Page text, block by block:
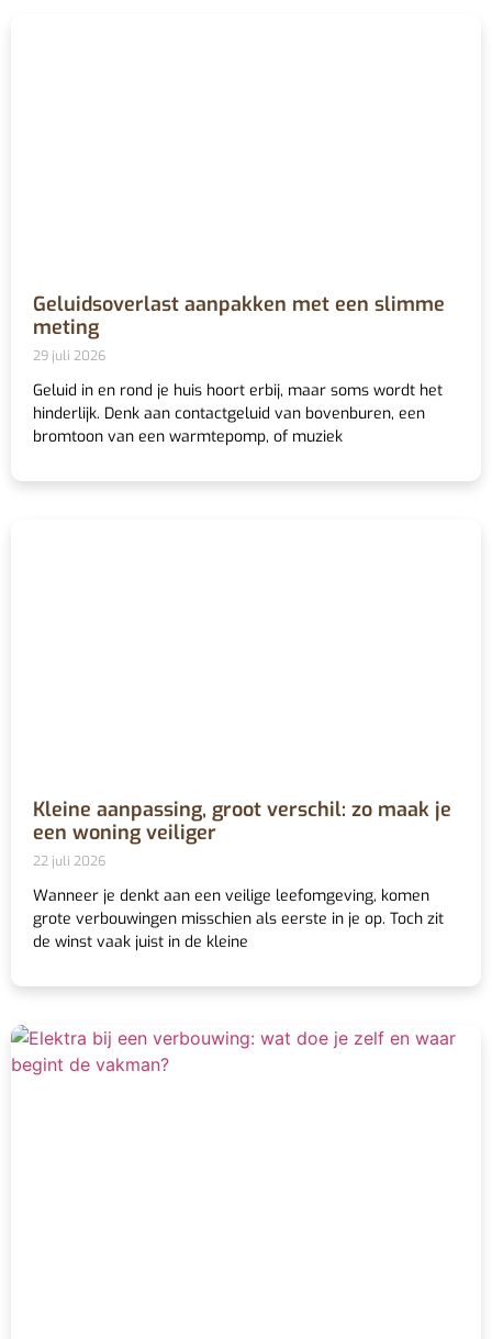
Geluidsoverlast aanpakken met een slimme
meting
29 juli 2026
Geluid in en rond je huis hoort erbij, maar soms wordt het
hinderlijk. Denk aan contactgeluid van bovenburen, een
bromtoon van een warmtepomp, of muziek
Kleine aanpassing, groot verschil: zo maak je
een woning veiliger
22 juli 2026
Wanneer je denkt aan een veilige leefomgeving, komen
grote verbouwingen misschien als eerste in je op. Toch zit
de winst vaak juist in de kleine